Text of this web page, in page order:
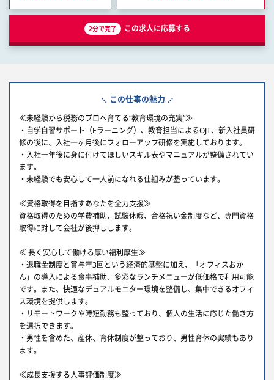
2分で完了 この求人に応募する
この仕事の魅力
≪未経験から税務のプロへ育てる“教育環境の充実”≫
・自学自習サポート（Eラーニング）、教育担当によるOJT、新入社員研
修の後に、入社一ヶ月後にフォローアップ研修を実施しております。
・入社一年後に身に付けてほしいスキル表やマニュアルが整備されてい
ます。
・未経験でも安心して一人前になれる仕組みが整っています。
≪資格取得を目指すあなたを全力支援≫
資格取得のための学費補助、試験休暇、合格祝い金制度など、専門資格
取得に対して会社が後押しします。
≪ 長く安心して働ける厚い福利厚生≫
・退職金制度と賞与年3回という経済的基盤に加え、「オフィスおか
ん」の導入による食事補助、多彩なランチメニューが低価格で利用可能
です。また、快適なデュアルモニター環境を整備し、集中できるオフィ
ス環境を提供します。
・リモートワークや時短勤務も整っており、個人の生活に応じた働き方
を選択できます。
・男性を含めた、産休、育休制度が整っており、男性育休の実績もあり
ます。
≪成長支援する人事評価制度≫